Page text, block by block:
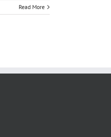
Read More